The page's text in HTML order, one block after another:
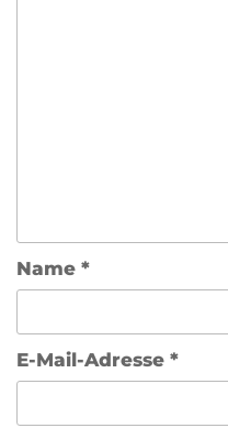
Name *
E-Mail-Adresse *